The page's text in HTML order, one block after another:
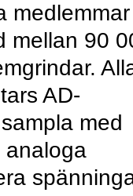
mellan 90
AD-
med
analoga